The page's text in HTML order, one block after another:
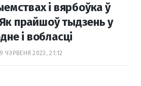
і вярбоўка ў
прайшоў тыдзень у
і вобласці
ЧЭРВЕНЯ 2023, 21:12